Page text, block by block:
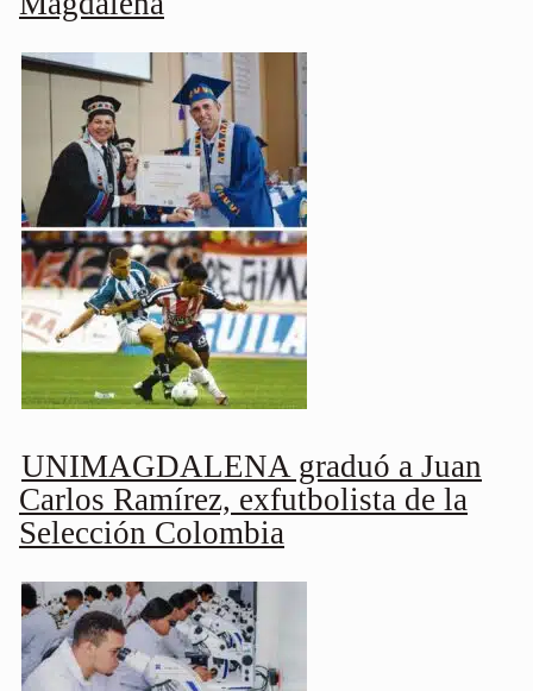
UNIMAGDALENA graduó a Juan
Carlos Ramírez, exfutbolista de la
Selección Colombia